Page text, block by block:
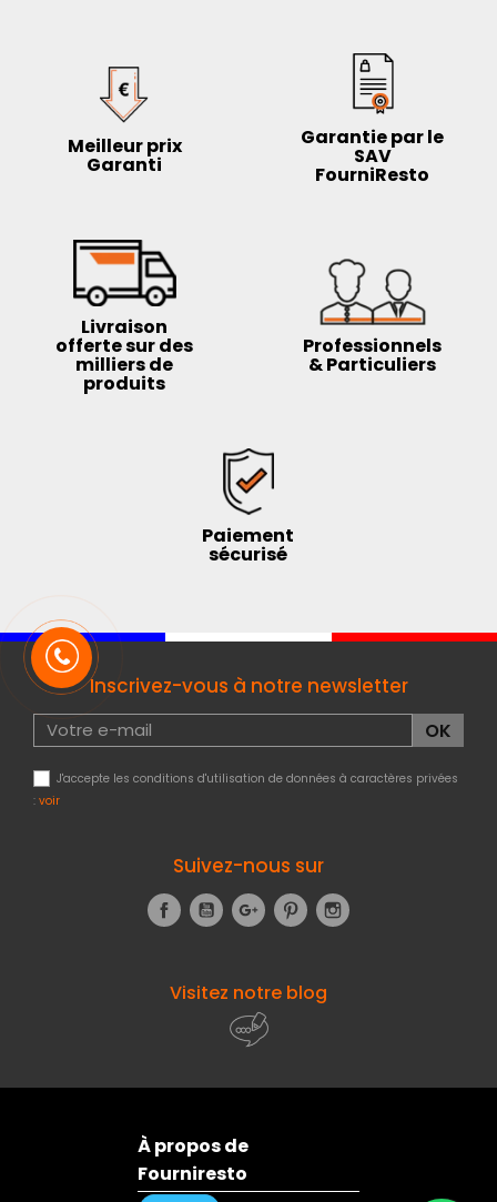
Meilleur prix
Garanti
Garantie par le
SAV
FourniResto
Livraison
offerte sur des
milliers de
produits
Professionnels
& Particuliers
Paiement
sécurisé
Inscrivez-vous à notre newsletter
J'accepte les conditions d'utilisation de données à caractères privées
: voir
Suivez-nous sur
FacebookYouTubeGoogle+Pinterest
Visitez notre blog
À propos de
Fourniresto